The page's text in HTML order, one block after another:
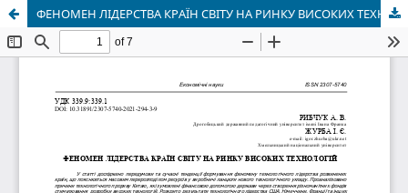
ФЕНОМЕН ЛІДЕРСТВА КРАЇН СВІТУ НА РИНКУ ВИСОКИХ ТЕХНОЛОГІЙ